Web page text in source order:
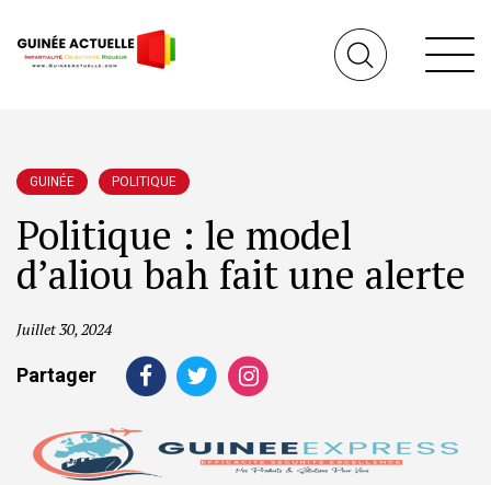
GUINÉE POLITIQUE
Politique : le model
d’aliou bah fait une alerte
Juillet 30, 2024
Partager